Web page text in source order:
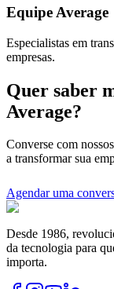
Equipe Average
Especialistas em
empresas.
Quer saber
Average?
Converse com
a transformar sua
Agendar uma
Desde 1986,
da tecnologia para
importa.